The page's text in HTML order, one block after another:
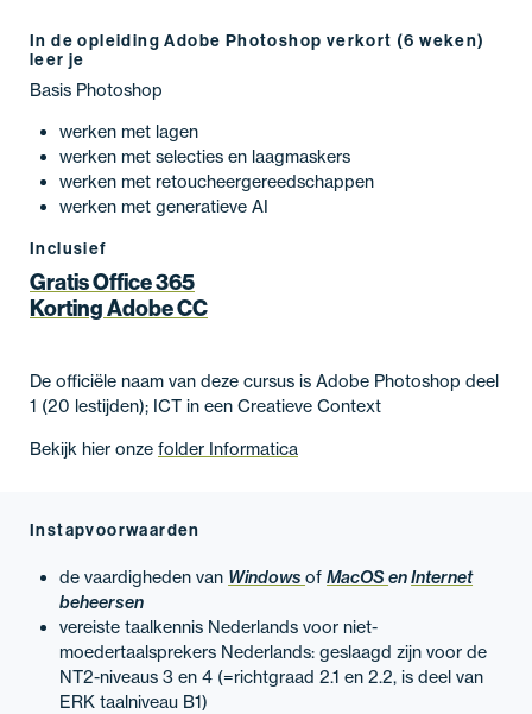
In de opleiding Adobe Photoshop verkort (6 weken)
leer je
Basis Photoshop
werken met lagen
werken met selecties en laagmaskers
werken met retoucheergereedschappen
werken met generatieve AI
Inclusief
Gratis Office 365
Korting Adobe CC
De officiële naam van deze cursus is Adobe Photoshop deel
1 (20 lestijden); ICT in een Creatieve Context
Bekijk hier onze folder Informatica
Instapvoorwaarden
de vaardigheden van WindowsofMacOSenInternet
beheersen
vereiste taalkennis Nederlands voor niet-
moedertaalsprekers Nederlands: geslaagd zijn voor de
NT2-niveaus 3 en 4 (=richtgraad 2.1 en 2.2, is deel van
ERK taalniveau B1)